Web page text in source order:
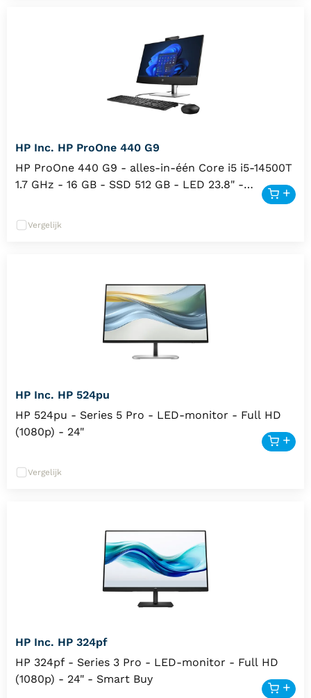
HP Inc. HP ProOne 440 G9
HP ProOne 440 G9 - alles-in-één Core i5 i5-14500T
1.7 GHz - 16 GB - SSD 512 GB - LED 23.8" -
beveiligingseditie (1 jaar)
Vergelijk
HP Inc. HP 524pu
HP 524pu - Series 5 Pro - LED-monitor - Full HD
(1080p) - 24"
Vergelijk
HP Inc. HP 324pf
HP 324pf - Series 3 Pro - LED-monitor - Full HD
(1080p) - 24" - Smart Buy